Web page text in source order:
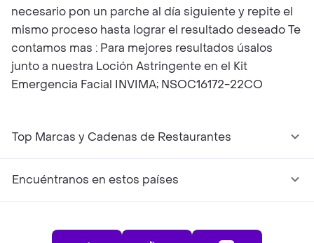
necesario pon un parche al día siguiente y repite el
mismo proceso hasta lograr el resultado deseado Te
contamos mas : Para mejores resultados úsalos
junto a nuestra Loción Astringente en el Kit
Emergencia Facial INVIMA; NSOC16172-22CO
Top Marcas y Cadenas de Restaurantes
Encuéntranos en estos países